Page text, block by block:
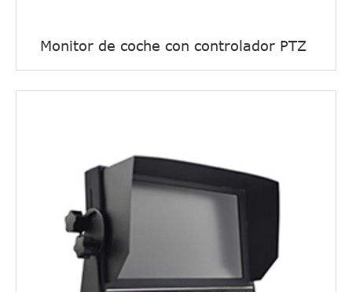
Monitor de coche con controlador PTZ